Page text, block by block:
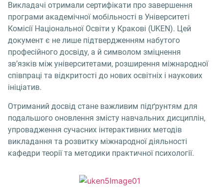
Викладачі отримали сертифікати про завершення
програми академічної мобільності в Університеті
Комісії Національної Освіти у Кракові (UKEN). Цей
документ є не лише підтвердженням набутого
професійного досвіду, а й символом зміцнення
зв’язків між університетами, розширення міжнародної
співпраці та відкритості до нових освітніх і наукових
ініціатив.
Отриманий досвід стане важливим підґрунтям для
подальшого оновлення змісту навчальних дисциплін,
упровадження сучасних інтерактивних методів
викладання та розвитку міжнародної діяльності
кафедри теорії та методики практичної психології.